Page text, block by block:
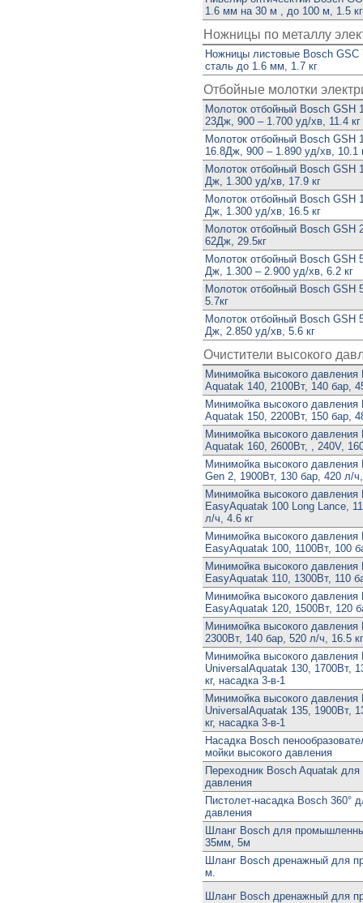
1.6 мм на 30 м , до 100 м, 1.5 кг
Ножницы по металлу
Ножницы листовые Bosch GSC
сталь до 1.6 мм, 1.7 кг
Отбойные молотки
Молоток отбойный Bosch GSH
23Дж, 900 – 1.700 уд/хв, 11.4 кг
Молоток отбойный Bosch GSH
16.8Дж, 900 – 1.890 уд/хв, 10.1
Молоток отбойный Bosch GSH
Дж, 1.300 уд/хв, 17.9 кг
Молоток отбойный Bosch GSH
Дж, 1.300 уд/хв, 16.5 кг
Молоток отбойный Bosch GSH
62Дж, 29.5кг
Молоток отбойный Bosch GSH
Дж, 1.300 – 2.900 уд/хв, 6.2 кг
Молоток отбойный Bosch GSH
5.7кг
Молоток отбойный Bosch GSH
Дж, 2.850 уд/хв, 5.6 кг
Очистители высокого
Минимойка высокого давления
Aquatak 140, 2100Вт, 140 бар,
Минимойка высокого давления
Aquatak 150, 2200Вт, 150 бар,
Минимойка высокого давления
Aquatak 160, 2600Вт, , 240V,
Минимойка высокого давления
Gen 2, 1900Вт, 130 бар, 420 л/ч,
Минимойка высокого давления
EasyAquatak 100 Long Lance,
л/ч, 4.6 кг
Минимойка высокого давления
EasyAquatak 100, 1100Вт, 100
Минимойка высокого давления
EasyAquatak 110, 1300Вт, 110
Минимойка высокого давления
EasyAquatak 120, 1500Вт, 120
Минимойка высокого
2300Вт, 140 бар, 520 л/ч, 16.5 кг
Минимойка высокого давления
UniversalAquatak 130, 1700Вт,
кг, насадка 3-в-1
Минимойка высокого давления
UniversalAquatak 135, 1900Вт,
кг, насадка 3-в-1
Насадка Bosch
мойки высокого давления
Переходник Bosch Aquatak для
давления
Пистолет-насадка Bosch 360°
давления
Шланг Bosch для
35мм, 5м
Шланг Bosch дренажный для
м.
Шланг Bosch дренажный для